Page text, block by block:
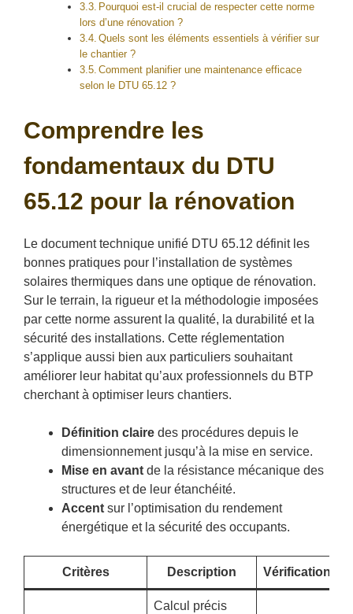
Pourquoi est-il crucial de respecter cette norme
lors d’une rénovation ?
Quels sont les éléments essentiels à vérifier sur
le chantier ?
Comment planifier une maintenance efficace
selon le DTU 65.12 ?
Comprendre les
fondamentaux du DTU
65.12 pour la rénovation
Le document technique unifié DTU 65.12 définit les
bonnes pratiques pour l’installation de systèmes
solaires thermiques dans une optique de rénovation.
Sur le terrain, la rigueur et la méthodologie imposées
par cette norme assurent la qualité, la durabilité et la
sécurité des installations. Cette réglementation
s’applique aussi bien aux particuliers souhaitant
améliorer leur habitat qu’aux professionnels du BTP
cherchant à optimiser leurs chantiers.
Définition claire des procédures depuis le
dimensionnement jusqu’à la mise en service.
Mise en avant de la résistance mécanique des
structures et de leur étanchéité.
Accent sur l’optimisation du rendement
énergétique et la sécurité des occupants.
Critères Description Vérification
Calcul précis